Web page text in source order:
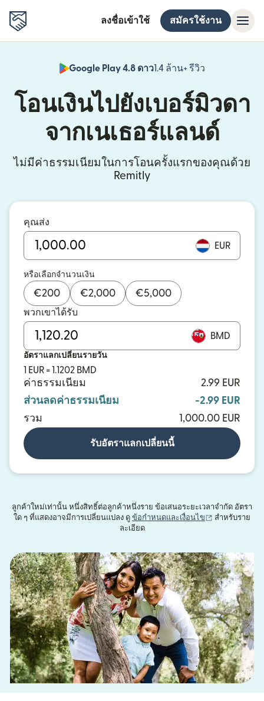
ลงชื่อเข้าใช้ สมัครใช้งาน
Google Play 4.8 ดาว1.4 ล้าน+ รีวิว
(เปิดในหน้าต่
โอนเงินไปยังเบอร์มิวดา
จากเนเธอร์แลนด์
ไม่มีค่าธรรมเนียมในการโอนครั้งแรกของคุณด้วย
Remitly
คุณส่ง
EUR
หรือเลือกจำนวนเงิน
€200 €2,000 €5,000
พวกเขาได้รับ
BMD
อัตราแลกเปลี่ยนรายวัน
1 EUR = 1.1202 BMD
ค่าธรรมเนียม
2.99 EUR
ส่วนลดค่าธรรมเนียม
-2.99 EUR
รวม
1,000.00 EUR
รับอัตราแลกเปลี่ยนนี้
ลูกค้าใหม่เท่านั้น หนึ่งสิทธิ์ต่อลูกค้าหนึ่งราย ข้อเสนอระยะเวลาจำกัด อัตรา
ใด ๆ ที่แสดงอาจมีการเปลี่ยนแปลง ดู ข้อกำหนดและเงื่อนไข (เปิดในหน้าต่า
สำหรับราย
ละเอียด